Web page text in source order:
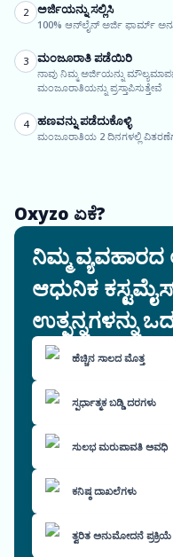
2 ಅರ್ಜಿಯನ್ನು ಸಲ್ಲಿಸಿ
100% ಆನ್‌ಲೈನ್ ಅರ್ಜಿ ಫಾರ್ಮ್
3 ಮಂಜೂರಾತಿ ಪಡೆಯಿರಿ
ನಾವು ನಿಮ್ಮ ಅರ್ಜಿಯನ್ನು
ಮಂಜೂರಾತಿಯನ್ನು ಪ್ರಸ್ತಾಪಿಸುತ್ತೇವೆ
4 ಹಣವನ್ನು ಪಡೆದುಕೊಳ್ಳಿ
ಮಂಜೂರಾತಿಯ 2 ದಿನಗಳಲ್ಲಿ
Oxyzo ಏಕೆ?
ನಿಮ್ಮ ವ್ಯವಹಾರದ
ಆಧುನಿಕ
ಉತ್ಪನ್ನಗಳನ್ನು
ಹೆಚ್ಚಿನ ಸಾಲದ ಮೊತ್ತ
ಸ್ಪರ್ಧಾತ್ಮಕ ಬಡ್ಡಿ ದರಗಳು
ಸುಲಭ ಮರುಪಾವತಿ ಅವಧಿ
ಕನಿಷ್ಠ ದಾಖಲೆಗಳು
ತ್ವರಿತ ಅನುಮೋದನೆ ಪ್ರಕ್ರಿಯೆ